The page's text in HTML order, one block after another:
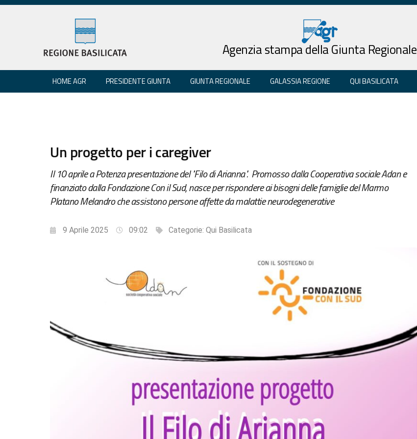
Agenzia stampa della Giunta Regionale
HOME AGR PRESIDENTE GIUNTA GIUNTA REGIONALE GALASSIA REGIONE QUI BASILICATA
Un progetto per i caregiver
Il 10 aprile a Potenza presentazione del "Filo di Arianna". Promosso dalla Cooperativa sociale Adan e
finanziato dalla Fondazione Con il Sud, nasce per rispondere ai bisogni delle famiglie del Marmo
Platano Melandro che assistono persone affette da malattie neurodegenerative
9 Aprile 2025 09:02 Categorie: Qui Basilicata